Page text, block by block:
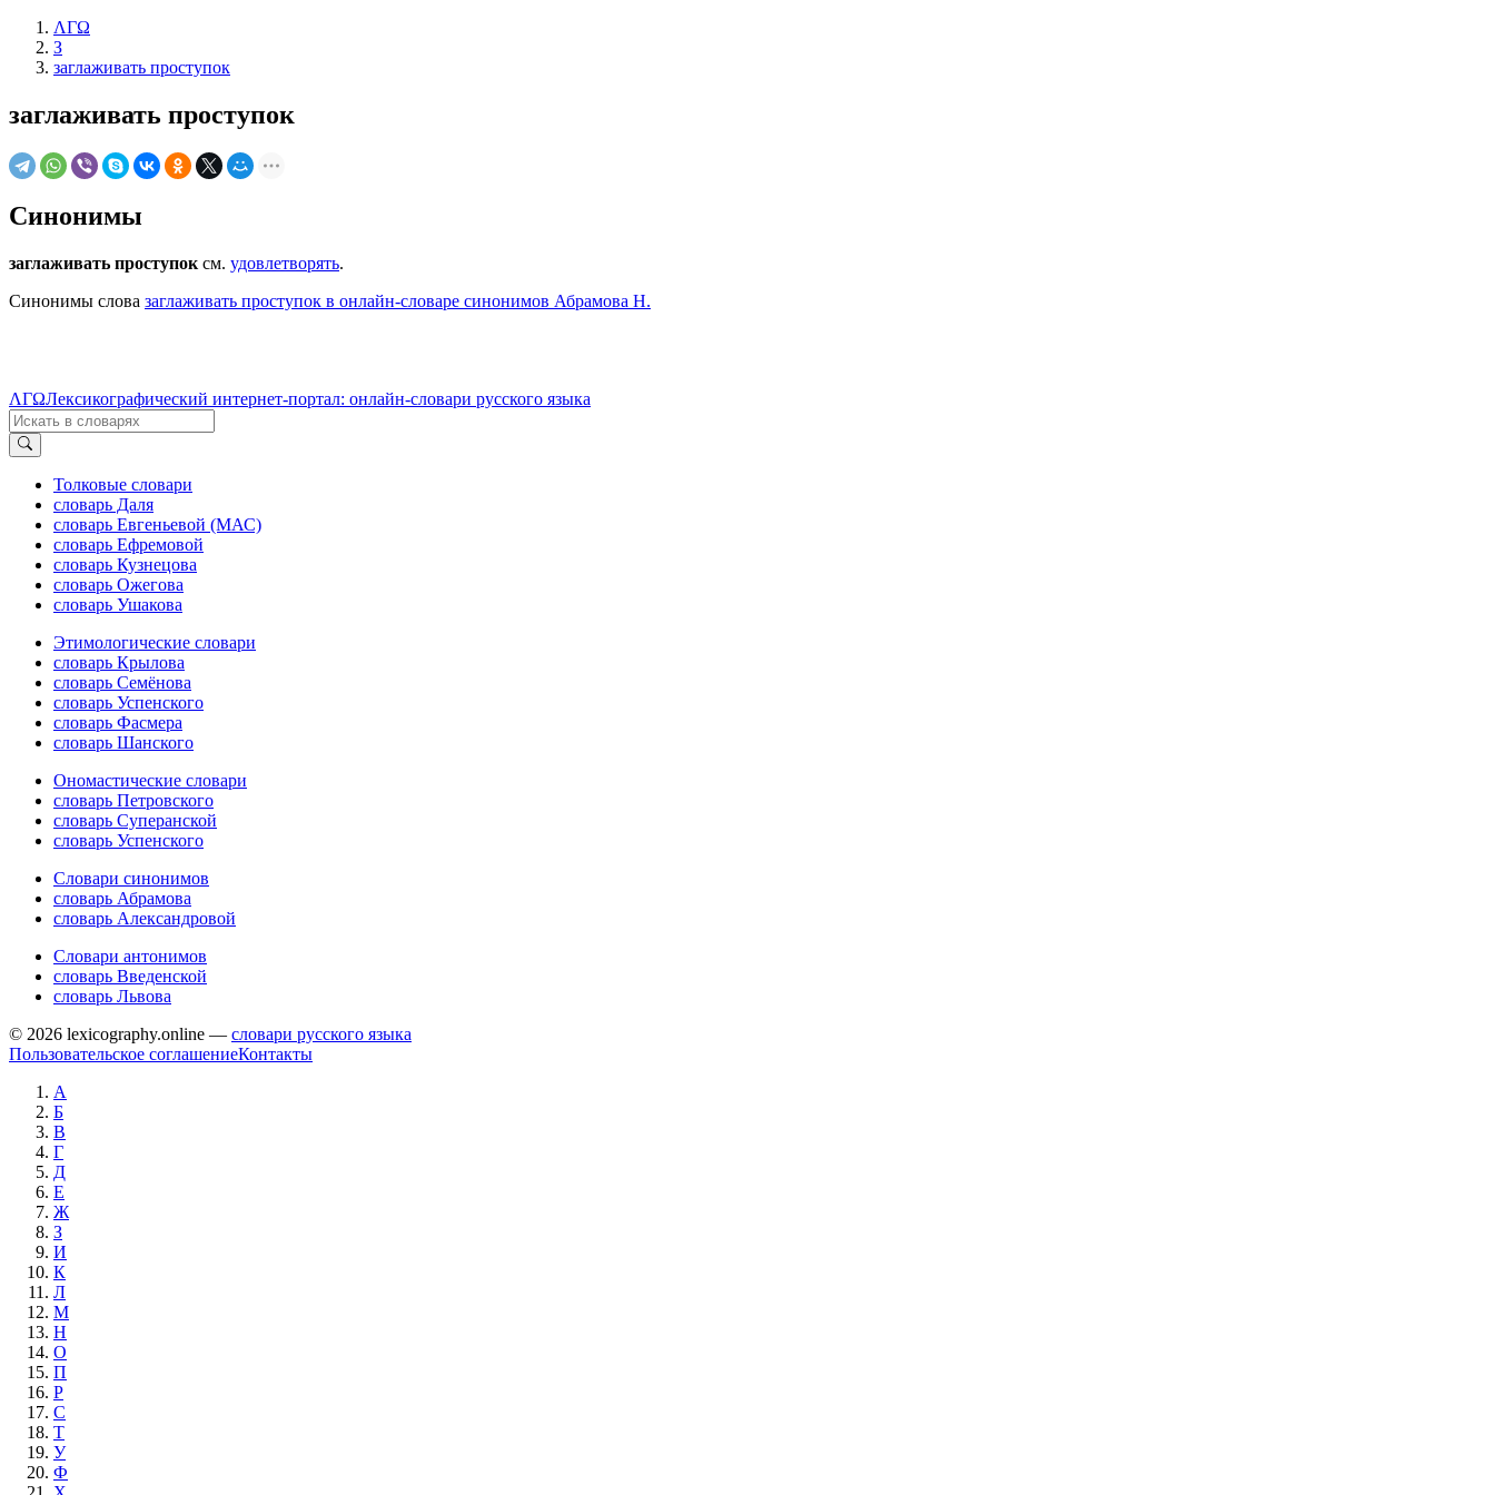
ΛΓΩ
З
заглаживать проступок
заглаживать проступок
Синонимы
заглаживать проступок см. удовлетворять.
Синонимы слова заглаживать проступок в онлайн-словаре синонимов Абрамова Н.
ΛΓΩЛексикографический интернет-портал: онлайн-словари русского языка
Толковые словари
словарь Даля
словарь Евгеньевой (МАС)
словарь Ефремовой
словарь Кузнецова
словарь Ожегова
словарь Ушакова
Этимологические словари
словарь Крылова
словарь Семёнова
словарь Успенского
словарь Фасмера
словарь Шанского
Ономастические словари
словарь Петровского
словарь Суперанской
словарь Успенского
Словари синонимов
словарь Абрамова
словарь Александровой
Словари антонимов
словарь Введенской
словарь Львова
© 2026 lexicography.online — словари русского языка
Пользовательское соглашениеКонтакты
А
Б
В
Г
Д
Е
Ж
З
И
К
Л
М
Н
О
П
Р
С
Т
У
Ф